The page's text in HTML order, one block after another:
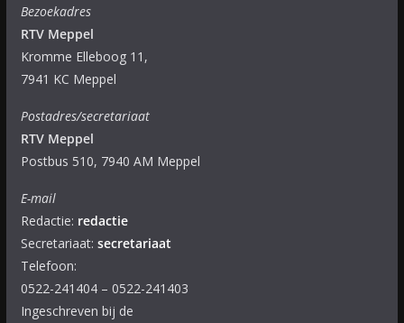
Bezoekadres
RTV Meppel
Kromme Elleboog 11,
7941 KC Meppel
Postadres/secretariaat
RTV Meppel
Postbus 510, 7940 AM Meppel
E-mail
Redactie: redactie
Secretariaat: secretariaat
Telefoon:
0522-241404 – 0522-241403
Ingeschreven bij de